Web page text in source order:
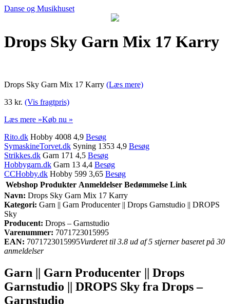
Danse og Musikhuset
Drops Sky Garn Mix 17 Karry
Drops Sky Garn Mix 17 Karry (Læs mere)
33 kr. (Vis fragtpris)
Læs mere »Køb nu »
Rito.dk Hobby 4008 4,9 Besøg
SymaskineTorvet.dk Syning 1353 4,9 Besøg
Strikkes.dk Garn 171 4,5 Besøg
Hobbygarn.dk Garn 13 4,4 Besøg
CCHobby.dk Hobby 599 3,65 Besøg
Webshop Produkter Anmeldelser Bedømmelse Link
Navn: Drops Sky Garn Mix 17 Karry
Kategori: Garn || Garn Producenter || Drops Garnstudio || DROPS
Sky
Producent: Drops – Garnstudio
Varenummer: 7071723015995
EAN: 7071723015995Vurderet til 3.8 ud af 5 stjerner baseret på 30
anmeldelser
Garn || Garn Producenter || Drops
Garnstudio || DROPS Sky fra Drops –
Garnstudio